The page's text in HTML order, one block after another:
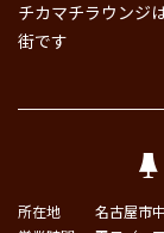
チカマチラウンジ
街です
所在地
名古屋市